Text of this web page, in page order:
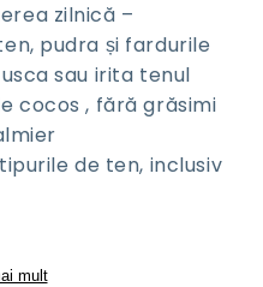
zilnică –
pudra și fardurile
sau irita tenul
cocos , fără grăsimi
de ten, inclusiv
mult